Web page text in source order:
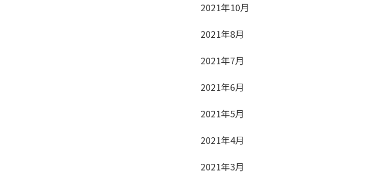
2021年10月
2021年8月
2021年7月
2021年6月
2021年5月
2021年4月
2021年3月